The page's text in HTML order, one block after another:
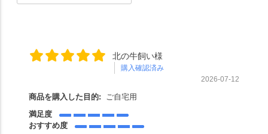
北の牛飼い様
購入確認済み
2026-07-12
商品を購入した目的:
ご自宅用
満足度
おすすめ度